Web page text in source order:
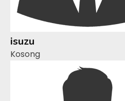
isuzu
Kosong